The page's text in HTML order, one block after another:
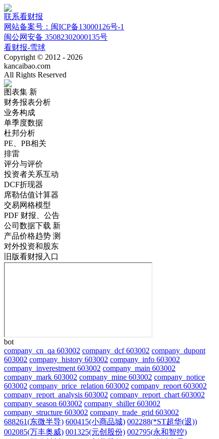
联系看财报
网站备案号：闽ICP备13000126号-1
闽公网安备 35082302000135号
看财报-雪球
Copyright © 2012 - 2026
kancaibao.com
All Rights Reserved
图表集 新
财务报表分析
业务构成
单季度数据
杜邦分析
PE、PB相关
排雷
评分与评价
投资者关系互动
DCF折现器
席勒估值计算器
交易网格模型
PDF 财报、公告
公司数据下载 新
产品价格趋势 测
对外投资和股东
旧版看财报入口
bot
company_cn_qa 603002 company_dcf 603002 company_dupont
603002 company_history 603002 company_info 603002
company_inverestment 603002 company_main 603002
company_mark 603002 company_mine 603002 company_notice
603002 company_price_relation 603002 company_report 603002
company_report_analysis 603002 company_report_chart 603002
company_season 603002 company_shiller 603002
company_structure 603002 company_trade_grid 603002
688261(东微半导) 600415(小商品城) 002288(*ST超华(退))
002085(万丰奥威) 001325(元创股份) 002795(永和智控)